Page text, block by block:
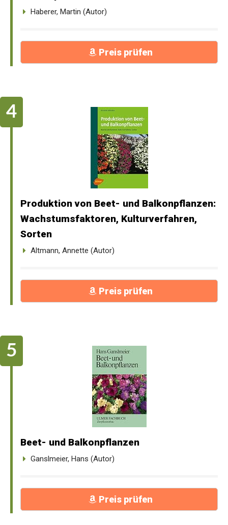
Haberer, Martin (Autor)
Preis prüfen
Produktion von Beet- und Balkonpflanzen:
Wachstumsfaktoren, Kulturverfahren,
Sorten
Altmann, Annette (Autor)
Preis prüfen
Beet- und Balkonpflanzen
Ganslmeier, Hans (Autor)
Preis prüfen